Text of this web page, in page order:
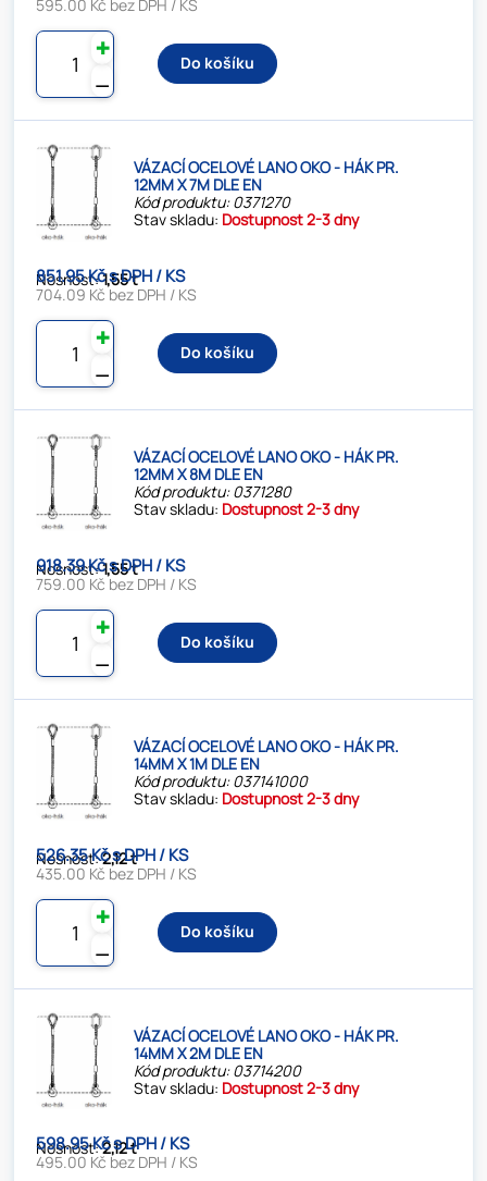
595.00 Kč bez DPH / KS
⚊
✚
Do košíku
VÁZACÍ OCELOVÉ LANO OKO - HÁK PR.
12MM X 7M DLE EN
Kód produktu: 0371270
Stav skladu: Dostupnost 2-3 dny
Nosnost:1,55 t
851.95 Kč s DPH / KS
704.09 Kč bez DPH / KS
⚊
✚
Do košíku
VÁZACÍ OCELOVÉ LANO OKO - HÁK PR.
12MM X 8M DLE EN
Kód produktu: 0371280
Stav skladu: Dostupnost 2-3 dny
Nosnost:1,55 t
918.39 Kč s DPH / KS
759.00 Kč bez DPH / KS
⚊
✚
Do košíku
VÁZACÍ OCELOVÉ LANO OKO - HÁK PR.
14MM X 1M DLE EN
Kód produktu: 037141000
Stav skladu: Dostupnost 2-3 dny
Nosnost:2,12 t
526.35 Kč s DPH / KS
435.00 Kč bez DPH / KS
⚊
✚
Do košíku
VÁZACÍ OCELOVÉ LANO OKO - HÁK PR.
14MM X 2M DLE EN
Kód produktu: 03714200
Stav skladu: Dostupnost 2-3 dny
Nosnost:2,12 t
598.95 Kč s DPH / KS
495.00 Kč bez DPH / KS